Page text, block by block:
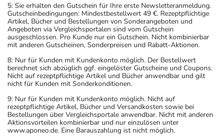
5: Sie erhalten den Gutschein für Ihre erste Newsletteranmeldung.
Gutscheinbedingungen: Mindestbestellwert 49 €. Rezeptpflichtige
Artikel, Bücher und Bestellungen von Sonderangeboten und
Angeboten via Vergleichsportalen sind vom Gutschein
ausgeschlossen. Pro Kunde nur ein Gutschein. Nicht kombinierbar
mit anderen Gutscheinen, Sonderpreisen und Rabatt-Aktionen.
8: Nur für Kunden mit Kundenkonto möglich. Der Bestellwert
berechnet sich abzüglich ggf. eingelöster Gutscheine und Coupons.
Nicht auf rezeptpflichtige Artikel und Bücher anwendbar und gilt
nicht für Kunden mit Sonderkonditionen.
9: Nur für Kunden mit Kundenkonto möglich. Nicht auf
rezeptpflichtige Artikel, Bücher und Versandkosten sowie bei
Bestellungen über Vergleichsportale anwendbar. Nicht mit anderen
Aktionsvorteilen kombinierbar und nur einzulösen unter
www.aponeo.de. Eine Barauszahlung ist nicht möglich.